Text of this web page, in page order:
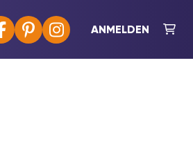
ANMELDEN